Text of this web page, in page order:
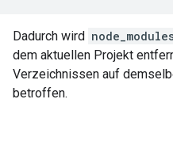
Dadurch wird
dem aktuellen Projekt
Verzeichnissen auf
betroffen.